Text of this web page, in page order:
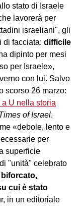
stato di Israele
lavorerà per
israeliani", gli
di facciata: difficile
dipinto per mesi
per Israele»,
con lui. Salvo
scorso 26 marzo:
U nella storia
of Israel.
«debole, lento e
per
superficie
"unità" celebrato
cui è stato
in un editoriale